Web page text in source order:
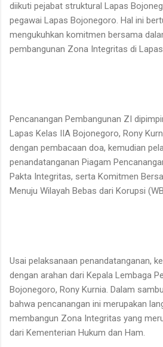
diikuti pejabat struktural Lapas
pegawai Lapas Bojonegoro. Hal ini
mengukuhkan komitmen bersama
pembangunan Zona Integritas di
Pencanangan Pembangunan ZI
Lapas Kelas IIA Bojonegoro, Rony
dengan pembacaan doa, kemudian
penandatanganan Piagam
Pakta Integritas, serta Komitmen
Menuju Wilayah Bebas dari Korupsi
Usai pelaksanaan penandatanganan,
dengan arahan dari Kepala Lembaga
Bojonegoro, Rony Kurnia. Dalam
bahwa pencanangan ini merupakan
membangun Zona Integritas yang
dari Kementerian Hukum dan Ham.